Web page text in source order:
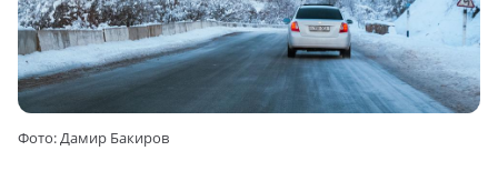
Фото: Дамир Бакиров